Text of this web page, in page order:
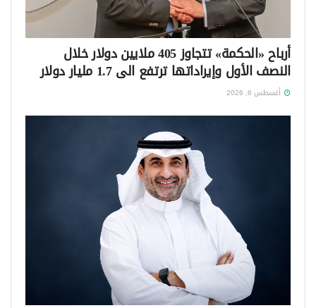
أرباح «الحكمة» تتجاوز 405 ملايين دولار خلال
النصف الأول وإيراداتها ترتفع الى 1.7 مليار دولار
أغسطس 6, 2026